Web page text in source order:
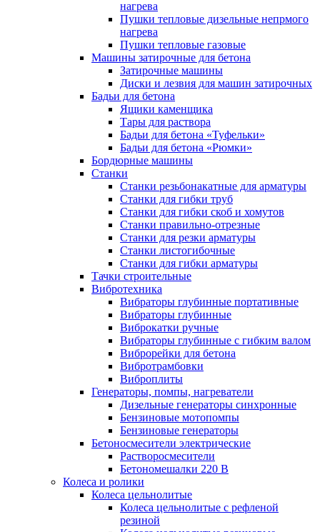
нагрева
Пушки тепловые дизельные непрмого
нагрева
Пушки тепловые газовые
Машины затирочные для бетона
Затирочные машины
Диски и лезвия для машин затирочных
Бадьи для бетона
Ящики каменщика
Тары для раствора
Бадьи для бетона «Туфельки»
Бадьи для бетона «Рюмки»
Бордюрные машины
Станки
Станки резьбонакатные для арматуры
Станки для гибки труб
Станки для гибки скоб и хомутов
Станки правильно-отрезные
Станки для резки арматуры
Станки листогибочные
Станки для гибки арматуры
Тачки строительные
Вибротехника
Вибраторы глубинные портативные
Вибраторы глубинные
Виброкатки ручные
Вибраторы глубинные с гибким валом
Виброрейки для бетона
Вибротрамбовки
Виброплиты
Генераторы, помпы, нагреватели
Дизельные генераторы синхронные
Бензиновые мотопомпы
Бензиновые генераторы
Бетоносмесители электрические
Растворосмесители
Бетономешалки 220 В
Колеса и ролики
Колеса цельнолитые
Колеса цельнолитые с рефленой
резиной